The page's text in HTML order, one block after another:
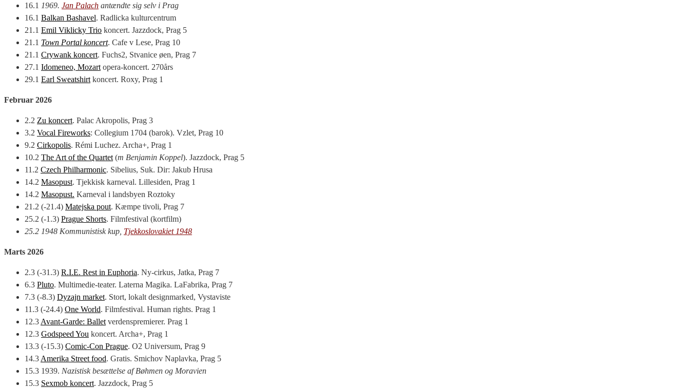
16.1 1969. Jan Palach antændte sig selv i Prag
16.1 Balkan Bashavel. Radlicka kulturcentrum
21.1 Emil Viklicky Trio koncert. Jazzdock, Prag 5
21.1 Town Portal koncert. Cafe v Lese, Prag 10
21.1 Crywank koncert. Fuchs2, Stvanice øen, Prag 7
27.1 Idomeneo, Mozart opera-koncert. 270års
29.1 Earl Sweatshirt koncert. Roxy, Prag 1
Februar 2026
2.2 Zu koncert. Palac Akropolis, Prag 3
3.2 Vocal Fireworks: Collegium 1704 (barok). Vzlet, Prag 10
9.2 Cirkopolis. Rémi Luchez. Archa+, Prag 1
10.2 The Art of the Quartet (m Benjamin Koppel). Jazzdock, Prag 5
11.2 Czech Philharmonic. Sibelius, Suk. Dir: Jakub Hrusa
14.2 Masopust. Tjekkisk karneval. Lillesiden, Prag 1
14.2 Masopust. Karneval i landsbyen Roztoky
21.2 (-21.4) Matejska pout. Kæmpe tivoli, Prag 7
25.2 (-1.3) Prague Shorts. Filmfestival (kortfilm)
25.2 1948 Kommunistisk kup, Tjekkoslovakiet 1948
Marts 2026
2.3 (-31.3) R.I.E. Rest in Euphoria. Ny-cirkus, Jatka, Prag 7
6.3 Pluto. Multimedie-teater. Laterna Magika. LaFabrika, Prag 7
7.3 (-8.3) Dyzajn market. Stort, lokalt designmarked, Vystaviste
11.3 (-24.4) One World. Filmfestival. Human rights. Prag 1
12.3 Avant-Garde: Ballet verdenspremierer. Prag 1
12.3 Godspeed You koncert. Archa+, Prag 1
13.3 (-15.3) Comic-Con Prague. O2 Universum, Prag 9
14.3 Amerika Street food. Gratis. Smichov Naplavka, Prag 5
15.3 1939. Nazistisk besættelse af Bøhmen og Moravien
15.3 Sexmob koncert. Jazzdock, Prag 5